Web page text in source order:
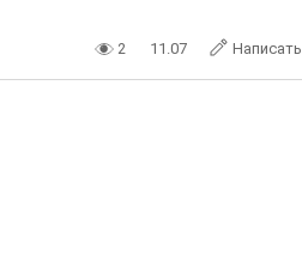
2 11.07 Написать